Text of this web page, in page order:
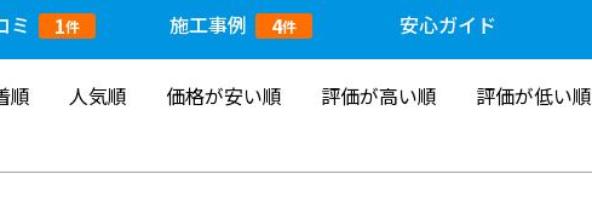
ミ 1件 施工事例 4件 安心ガイド
順 人気順 価格が安い順 評価が高い順 評価が低い順